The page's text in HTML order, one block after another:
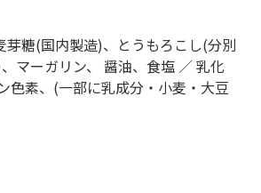
芽糖(国内製造)、とうもろこし(分別
マーガリン、 醤油、食塩 ／ 乳化
色素、(一部に乳成分・小麦・大豆